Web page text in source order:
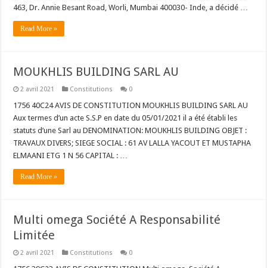
463, Dr. Annie Besant Road, Worli, Mumbai 400030- Inde, a décidé …
Read More »
MOUKHLIS BUILDING SARL AU
2 avril 2021 Constitutions 0
1756 40C24 AVIS DE CONSTITUTION MOUKHLIS BUILDING SARL AU
Aux termes d’un acte S.S.P en date du 05/01/2021 il a été établi les
statuts d’une Sarl au DENOMINATION: MOUKHLIS BUILDING OBJET :
TRAVAUX DIVERS; SIEGE SOCIAL : 61 AV LALLA YACOUT ET MUSTAPHA
ELMAANI ETG 1 N 56 CAPITAL : …
Read More »
Multi omega Société A Responsabilité
Limitée
2 avril 2021 Constitutions 0